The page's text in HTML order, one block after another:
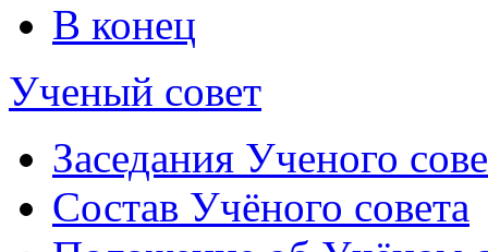
В конец
Ученый совет
Заседания Ученого
Состав Учёного совета